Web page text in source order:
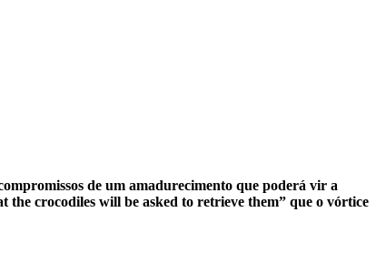
de um amadurecimento que poderá vir a
the crocodiles will be asked to retrieve them” que o vórtice